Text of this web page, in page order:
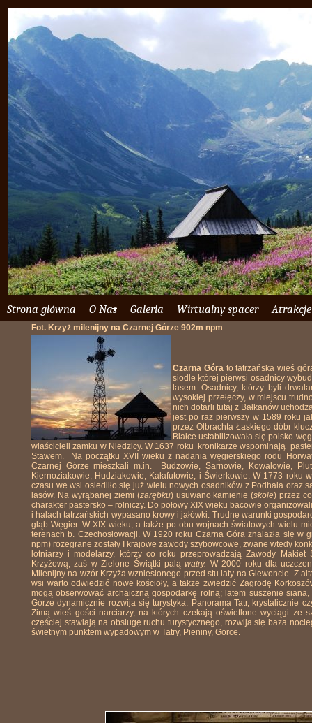
Strona główna O Nas Galeria Wirtualny spacer Atrakcje
Fot. Krzyż milenijny na Czarnej Górze 902m npm
Czarna Górato tatrzańska wieś
siodle której pierwsi osadnicy
lasem. Osadnicy, którzy byli
wysokiej przełęczy, w miejscu
nich dotarli tutaj z Bałkanów
jest po raz pierwszy w 1589 roku
przez Olbrachta Łaskiego dóbr
Białce ustabilizowała się polsko-
właścicieli zamku w Niedzicy. W 1637 roku
kronikarze wspominają
Stawem.
Na początku XVII wieku z nadania węgierskiego rodu
Czarnej Górze mieszkali m.in.
Budzowie, Sarnowie, Kowalowie,
Kiernoziakowie, Hudziakowie, Kałafutowie, i Świerkowie. W 1773 roku
czasu we wsi osiedliło się już wielu nowych osadników z Podhala oraz
lasów. Na wyrąbanej ziemi (zarębku) usuwano kamienie (skole) przez
charakter pastersko – rolniczy. Do połowy XIX wieku bacowie
i halach tatrzańskich wypasano krowy i jałówki. Trudne warunki
głąb Węgier. W XIX wieku, a także po obu wojnach światowych wielu
terenach b. Czechosłowacji. W 1920 roku Czarna Góra znalazła się
npm) rozegrane zostały I krajowe zawody szybowcowe, zwane wtedy
lotniarzy i modelarzy, którzy co roku przeprowadzają Zawody
Krzyżową, zaś w Zielone Świątki paląwatry. W 2000 roku dla
Milenijny na wzór Krzyża wzniesionego przed stu laty na Giewoncie. Z
wsi warto odwiedzić nowe kościoły, a także zwiedzić Zagrodę
mogą obserwować archaiczną gospodarkę rolną; latem suszenie
Górze dynamicznie rozwija się turystyka. Panorama Tatr, krystalicznie
Zimą wieś gości narciarzy, na których czekają oświetlone wyciągi ze
częściej stawiają na obsługę ruchu turystycznego, rozwija się baza
świetnym punktem wypadowym w Tatry, Pieniny, Gorce.